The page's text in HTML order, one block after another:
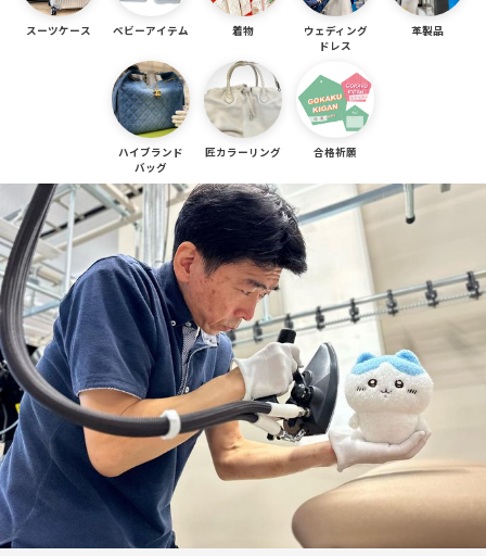
スーツケース ベビーアイテム 着物
ウェディング
ドレス
革製品
ハイブランド
バッグ
匠カラーリング 合格祈願